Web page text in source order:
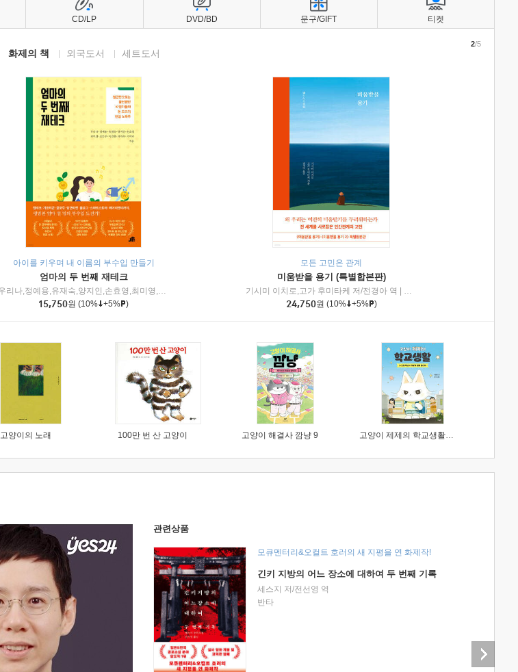
화제의 책 외국도서 세트도서
아이를 키우며 내 이름의 부수입 만들기
엄마의 두 번째 재테크
우리나,정예용,유재숙,양지인,손효영,최미영,조민주,이진현,차미숙,서미숙 저 | 제이브리즈북스
15,750원 (10% +5% )
모든 고민은 관계
미움받을 용기 (특별합본판)
기시미 이치로,고가 후미타케 저/전경아 역
인플루엔셜
24,750원 (10% +5% )
2/5
고양이의 노래 100만 번 산 고양이 고양이 해결사 깜냥 9 고양이 제제의 학교생활 1 : 초등학생이 이렇게 힘들 줄이야
CD/LP DVD/BD 문구/GIFT 티켓
관련상품
모큐멘터리&오컬트 호러의 새 지평을 연 화제작!
긴키 지방의 어느 장소에 대하여 두 번째 기록
세스지 저/전선영 역
반타